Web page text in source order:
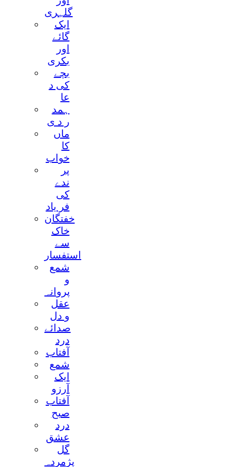
گلہری
ايک
گائے
اور
بکری
بچے
کی د
عا
ہمد
ر د ی
ماں
کا
خواب
پر
ندے
کی
فر ياد
خفتگان
خاک
سے
استفسار
شمع
و
پروانہ
عقل
و دل
صدائے
درد
آفتاب
شمع
ايک
آرزو
آفتاب
صبح
درد
عشق
گل
پژمردہ